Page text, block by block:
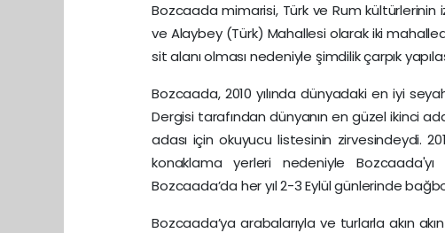
Bozcaada mimarisi, Türk ve Rum
ve Alaybey (Türk) Mahallesi olarak iki
sit alanı olması nedeniyle şimdilik çarpık
Bozcaada, 2010 yılında dünyadaki en iyi
Dergisi tarafından dünyanın en güzel ikinci
adası için okuyucu listesinin zirvesindeydi.
konaklama yerleri nedeniyle
Bozcaada’da her yıl 2-3 Eylül günlerinde
Bozcaada’ya arabalarıyla ve turlarla akın